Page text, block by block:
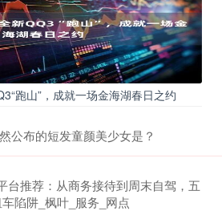
跑山”，成就一场金海湖春日之约
公布的短发童颜美少女是？
台推荐：从商务接待到周末自驾，五
陷阱_枫叶_服务_网点